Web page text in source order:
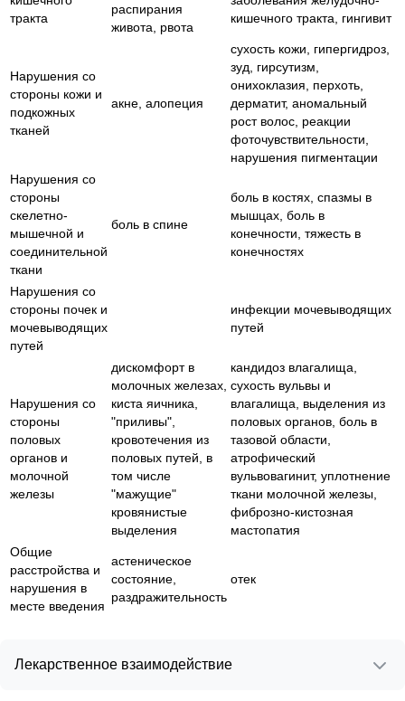
тракта
распирания
живота, рвота
кишечного тракта, гингивит
Нарушения со
стороны кожи и
подкожных
тканей
акне, алопеция
сухость кожи, гипергидроз,
зуд, гирсутизм,
онихоклазия, перхоть,
дерматит, аномальный
рост волос, реакции
фоточувствительности,
нарушения пигментации
Нарушения со
стороны
скелетно-
мышечной и
соединительной
ткани
боль в спине
боль в костях, спазмы в
мышцах, боль в
конечности, тяжесть в
конечностях
Нарушения со
стороны почек и
мочевыводящих
путей
инфекции мочевыводящих
путей
Нарушения со
стороны
половых
органов и
молочной
железы
дискомфорт в
молочных железах,
киста яичника,
"приливы",
кровотечения из
половых путей, в
том числе
"мажущие"
кровянистые
выделения
кандидоз влагалища,
сухость вульвы и
влагалища, выделения из
половых органов, боль в
тазовой области,
атрофический
вульвовагинит, уплотнение
ткани молочной железы,
фиброзно-кистозная
мастопатия
Общие
расстройства и
нарушения в
месте введения
астеническое
состояние,
раздражительность
отек
Лекарственное взаимодействие